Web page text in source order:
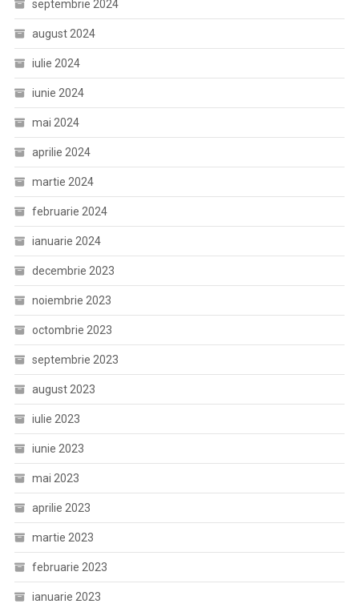
septembrie 2024
august 2024
iulie 2024
iunie 2024
mai 2024
aprilie 2024
martie 2024
februarie 2024
ianuarie 2024
decembrie 2023
noiembrie 2023
octombrie 2023
septembrie 2023
august 2023
iulie 2023
iunie 2023
mai 2023
aprilie 2023
martie 2023
februarie 2023
ianuarie 2023